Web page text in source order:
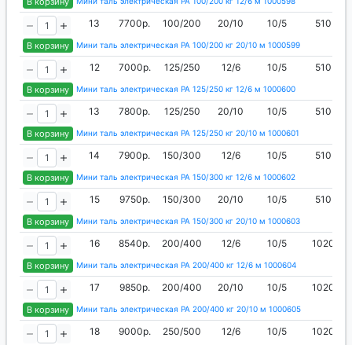
В корзину
13 7700р. 100/200 20/10 10/5 510
Мини таль электрическая РА 100/200 кг 20/10 м 1000599
В корзину
12 7000р. 125/250 12/6 10/5 510
Мини таль электрическая РА 125/250 кг 12/6 м 1000600
В корзину
13 7800р. 125/250 20/10 10/5 510
Мини таль электрическая РА 125/250 кг 20/10 м 1000601
В корзину
14 7900р. 150/300 12/6 10/5 510
Мини таль электрическая РА 150/300 кг 12/6 м 1000602
В корзину
15 9750р. 150/300 20/10 10/5 510
Мини таль электрическая РА 150/300 кг 20/10 м 1000603
В корзину
16 8540р. 200/400 12/6 10/5 1020
Мини таль электрическая РА 200/400 кг 12/6 м 1000604
В корзину
17 9850р. 200/400 20/10 10/5 1020
Мини таль электрическая РА 200/400 кг 20/10 м 1000605
18 9000р. 250/500 12/6 10/5 1020